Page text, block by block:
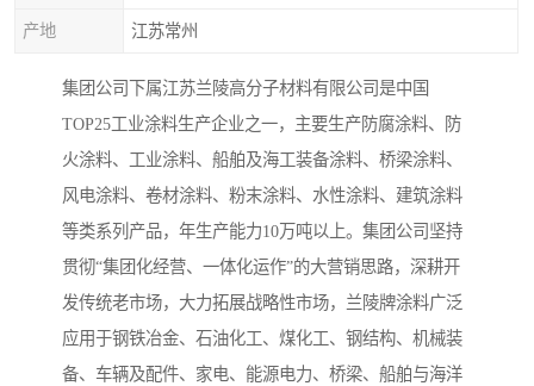
产地 江苏常州
集团公司下属江苏兰陵高分子材料有限公司是中国
TOP25工业涂料生产企业之一，主要生产防腐涂料、防
火涂料、工业涂料、船舶及海工装备涂料、桥梁涂料、
风电涂料、卷材涂料、粉末涂料、水性涂料、建筑涂料
等类系列产品，年生产能力10万吨以上。集团公司坚持
贯彻“集团化经营、一体化运作”的大营销思路，深耕开
发传统老市场，大力拓展战略性市场，兰陵牌涂料广泛
应用于钢铁冶金、石油化工、煤化工、钢结构、机械装
备、车辆及配件、家电、能源电力、桥梁、船舶与海洋